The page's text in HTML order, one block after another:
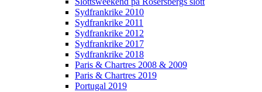
Sydfrankrike 2010
Sydfrankrike 2011
Sydfrankrike 2012
Sydfrankrike 2017
Sydfrankrike 2018
Paris & Chartres 2008 & 2009
Paris & Chartres 2019
Portugal 2019